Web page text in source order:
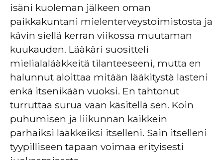
isäni kuoleman jälkeen oman
paikkakuntani mielenterveystoimistosta ja
kävin siellä kerran viikossa muutaman
kuukauden. Lääkäri suositteli
mielialalääkkeitä tilanteeseeni, mutta en
halunnut aloittaa mitään lääkitystä lasteni
enkä itsenikään vuoksi. En tahtonut
turruttaa surua vaan käsitellä sen. Koin
puhumisen ja liikunnan kaikkein
parhaiksi lääkkeiksi itselleni. Sain itselleni
tyypilliseen tapaan voimaa erityisesti